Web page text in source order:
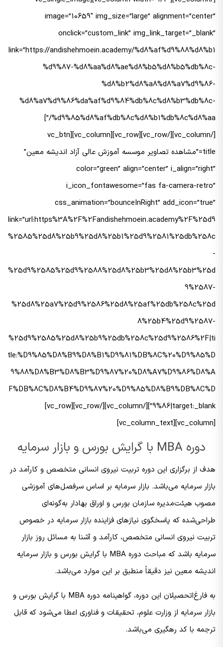
image=”10659″ img_size=”large” alignment=”center”
onclick=”custom_link” img_link_target=”_blank”
link=”https://andishehmoein.academy/%d8%af%d9%88%d8%b1
%d9%87-%d8%aa%d8%ae%d8%b5%d8%b5%db%8c-
%d8%b2%d8%a8%d8%a7%d9%86-
%d8%a7%d9%86%da%af%d9%84%db%8c%d8%b3%db%8c-
%d9%85%d8%af%db%8c%d8%b1%db%8c%d8%aa/”]
[/vc_column][/vc_row][vc_row][vc_column][vc_btn
title=”مشاهده تصاویر موسسه آموزش عالی آزاد اندیشه معین”
color=”green” align=”center” i_align=”right”
i_icon_fontawesome=”fas fa-camera-retro”
css_animation=”bounceInRight” add_icon=”true”
link=”url:https%3A%2F%2Fandishehmoein.academy%2F%25d9
%2585%25d8%25b9%25d8%25b1%25d9%2581%25db%258c
-
%25d9%2585%25d9%2588%25d8%25b3%25d8%25b3%25d
9%2587-
%25d8%25a7%25d9%2586%25d8%25af%25db%258c%25d
8%25b4%25d9%2587-
%25d9%2585%25d8%25b9%25db%258c%25d9%2586%2F|ti
tle:%D9%85%D8%B9%D8%B1%D9%81%DB%8C%20%D9%85%D
9%88%D8%B3%D8%B3%D9%87%20%D8%A7%D9%86%D8%A
F%DB%8C%D8%B4%D9%87%20%D9%85%D8%B9%DB%8C%D
9%86|target:_blank”][/vc_column][/vc_row][vc_row]
[vc_column][vc_column_text]
دوره MBA با گرایش بورس و بازار سرمایه
هدف از برگزاری این دوره تربیت نیروی انسانی متخصص و کارآمد در
بازار سرمایه می‌باشد. بازار سرمایه بر اساس سرفصل‌های آموزشی
مصوب هیئت‌مدیره سازمان بورس و اوراق بهادار به‌گونه‌ای
طراحی‌شده که پاسخگوی نیازهای فزاینده بازار سرمایه در خصوص
تربیت نیروی انسانی متخصص، کارآمد و آشنا به مسائل روز بازار
سرمایه باشد که مباحث دوره MBA با گرایش بورس و بازار سرمایه
اندیشه معین نیز دقیقاً منطبق بر این موارد می‌باشد.
به فارغ‌اتحصیلان این دوره، گواهینامه دوره MBA با گرایش بورس و
بازار سرمایه از وزارت علوم، تحقیقات و فناوری اعطا می‌شود که قابل
ترجمه با کد رهگیری می‌باشد.